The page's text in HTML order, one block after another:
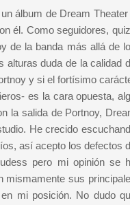
álbum de Dream
él. Como seguidores,
de la banda más allá de
duda de la calidad
y si el fortísimo
es la cara opuesta,
la salida de Portnoy,
He crecido
así acepto los defectos
pero mi opinión se
mismamente sus
mi posición. No dudo